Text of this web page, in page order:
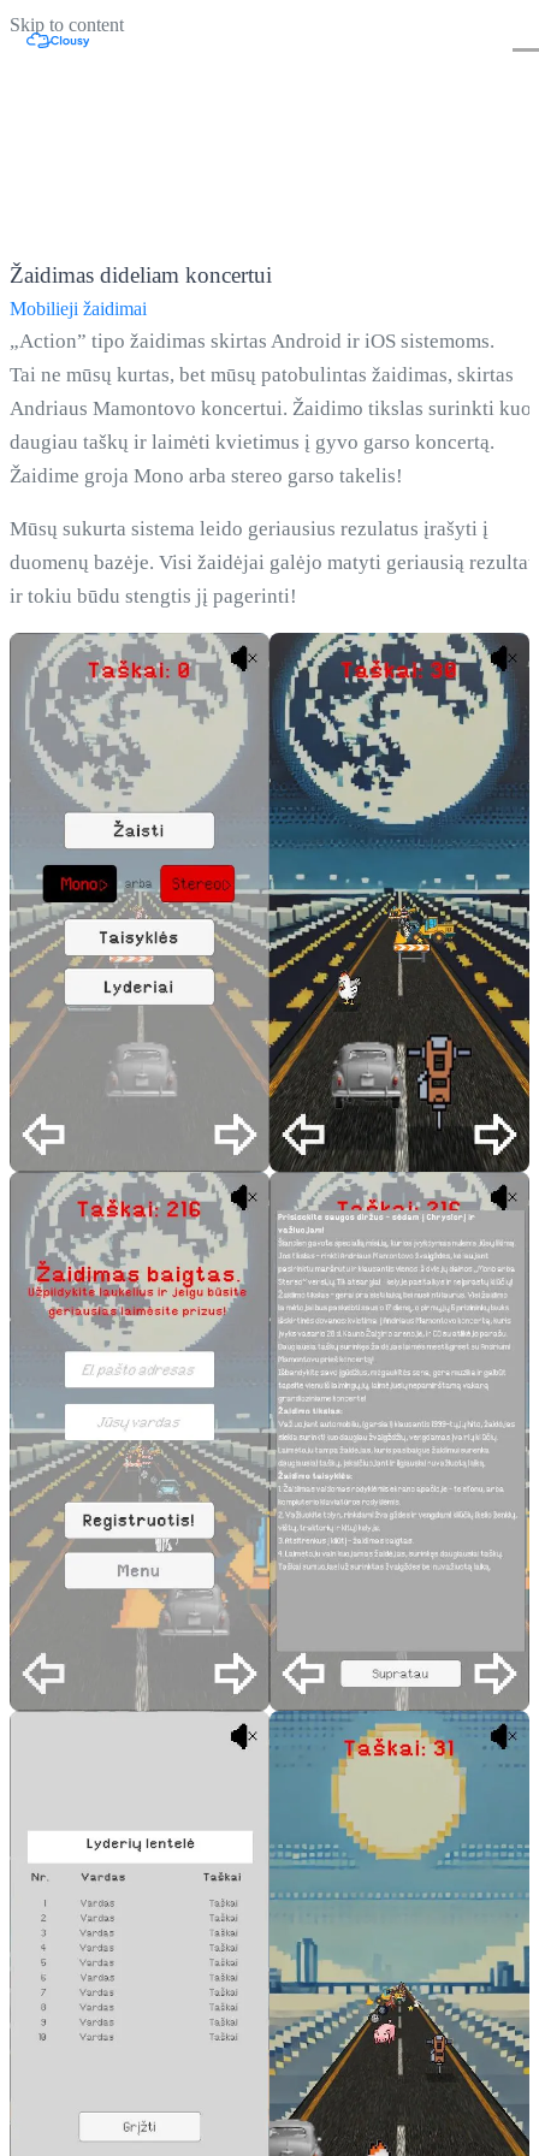
Skip to content
Žaidimas dideliam koncertui
Mobilieji žaidimai
„Action” tipo žaidimas skirtas Android ir iOS sistemoms.
Tai ne mūsų kurtas, bet mūsų patobulintas žaidimas, skirtas
Andriaus Mamontovo koncertui. Žaidimo tikslas surinkti kuo
daugiau taškų ir laimėti kvietimus į gyvo garso koncertą.
Žaidime groja Mono arba stereo garso takelis!
Mūsų sukurta sistema leido geriausius rezulatus įrašyti į
duomenų bazėje. Visi žaidėjai galėjo matyti geriausią
ir tokiu būdu stengtis jį pagerinti!